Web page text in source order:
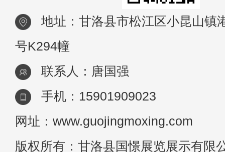
地址：甘洛县市松江区小昆山镇
号K294幢
联系人：唐国强
手机：15901909023
网址：www.guojingmoxing.com
版权所有：甘洛县国憬展览展示有限